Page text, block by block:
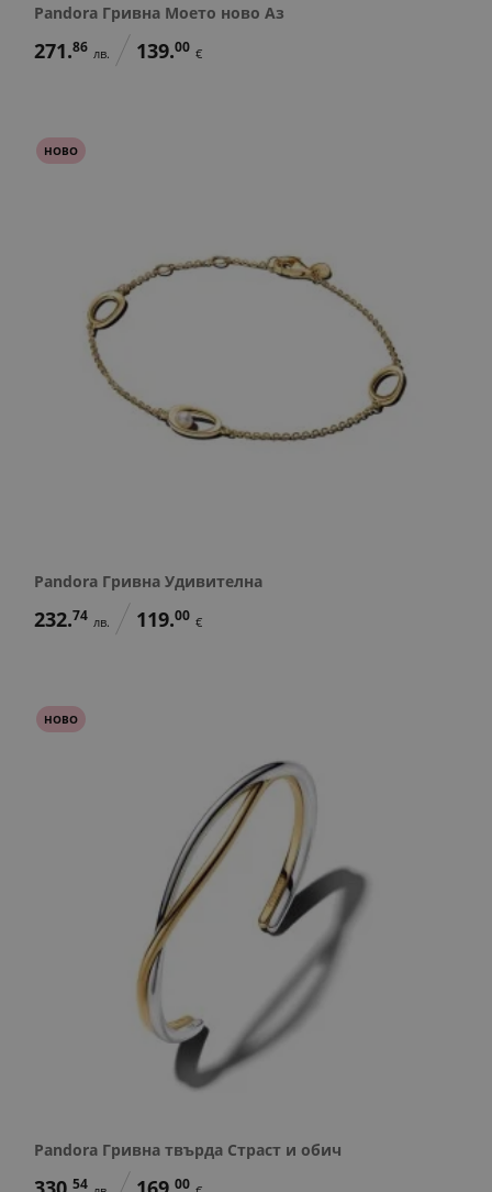
Pandora Гривна Моето ново Аз
271.86 лв. 139.00 €
НОВО
Pandora Гривна Удивителна
232.74 лв. 119.00 €
НОВО
Pandora Гривна твърда Страст и обич
54 00